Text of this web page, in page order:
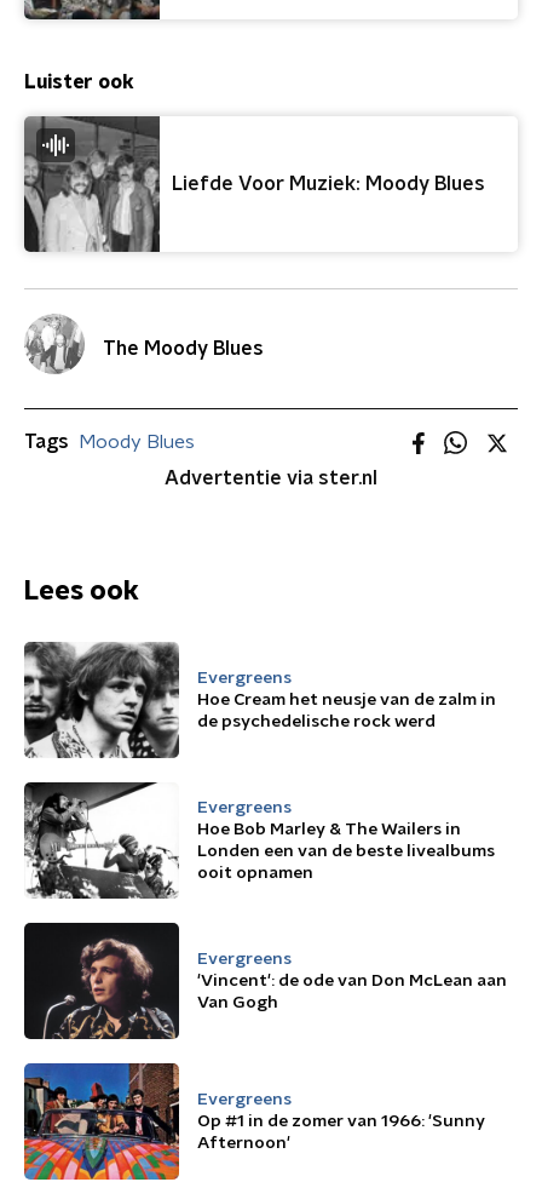
Luister ook
Liefde Voor Muziek: Moody Blues
The Moody Blues
Tags
Moody Blues
Advertentie via ster.nl
Lees ook
Evergreens
Hoe Cream het neusje van de zalm in
de psychedelische rock werd
Evergreens
Hoe Bob Marley & The Wailers in
Londen een van de beste livealbums
ooit opnamen
Evergreens
'Vincent': de ode van Don McLean aan
Van Gogh
Evergreens
Op #1 in de zomer van 1966: 'Sunny
Afternoon'